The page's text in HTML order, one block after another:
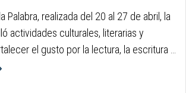
Palabra, realizada del 20 al 27 de abril, la
actividades culturales, literarias y
el gusto por la lectura, la escritura y
espacios de encuentro alrededor